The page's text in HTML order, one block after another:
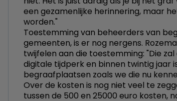
een gezamenlijke herinnering, maar
worden."
Toestemming van beheerders van
gemeenten, is er nog nergens.
twijfelen aan die toestemming: "Die
digitale tijdperk en binnen twintig jaar
begraafplaatsen zoals we die nu
Over de kosten is nog niet veel te
tussen de 500 en 25000 euro kosten,